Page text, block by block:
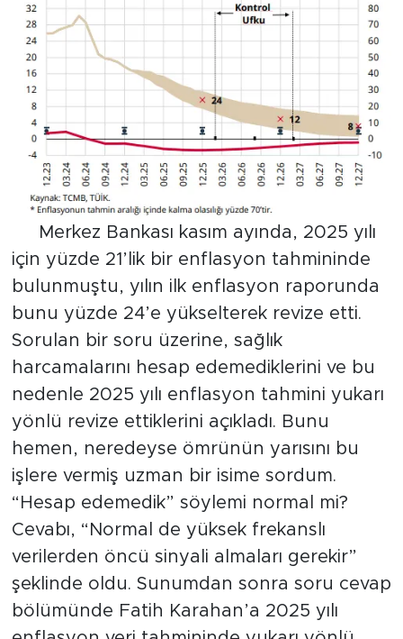
Merkez Bankası kasım ayında, 2025 yılı
için yüzde 21’lik bir enflasyon tahmininde
bulunmuştu, yılın ilk enflasyon raporunda
bunu yüzde 24’e yükselterek revize etti.
Sorulan bir soru üzerine, sağlık
harcamalarını hesap edemediklerini ve bu
nedenle 2025 yılı enflasyon tahmini yukarı
yönlü revize ettiklerini açıkladı. Bunu
hemen, neredeyse ömrünün yarısını bu
işlere vermiş uzman bir isime sordum.
“Hesap edemedik” söylemi normal mi?
Cevabı, “Normal de yüksek frekanslı
verilerden öncü sinyali almaları gerekir”
şeklinde oldu. Sunumdan sonra soru cevap
bölümünde Fatih Karahan’a 2025 yılı